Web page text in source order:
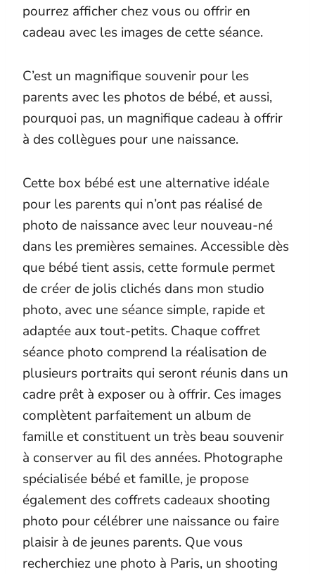
pourrez afficher chez vous ou offrir en
cadeau avec les images de cette séance.
C’est un magnifique souvenir pour les
parents avec les photos de bébé, et aussi,
pourquoi pas, un magnifique cadeau à offrir
à des collègues pour une naissance.
Cette box bébé est une alternative idéale
pour les parents qui n’ont pas réalisé de
photo de naissance avec leur nouveau-né
dans les premières semaines. Accessible dès
que bébé tient assis, cette formule permet
de créer de jolis clichés dans mon studio
photo, avec une séance simple, rapide et
adaptée aux tout-petits. Chaque coffret
séance photo comprend la réalisation de
plusieurs portraits qui seront réunis dans un
cadre prêt à exposer ou à offrir. Ces images
complètent parfaitement un album de
famille et constituent un très beau souvenir
à conserver au fil des années. Photographe
spécialisée bébé et famille, je propose
également des coffrets cadeaux shooting
photo pour célébrer une naissance ou faire
plaisir à de jeunes parents. Que vous
recherchiez une photo à Paris, un shooting